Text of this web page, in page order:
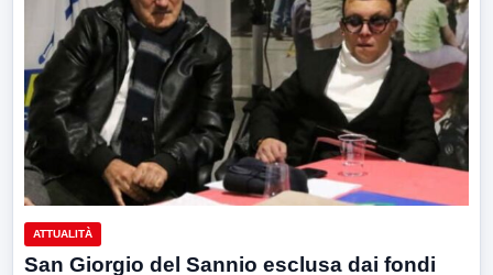
ATTUALITÀ
San Giorgio del Sannio esclusa dai fondi